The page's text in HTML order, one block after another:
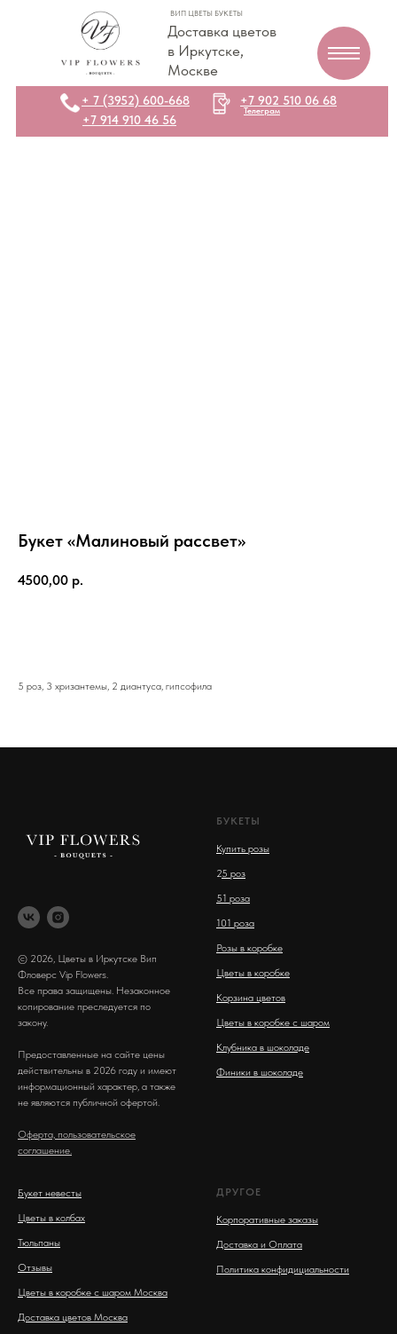
Доставка цветов
в Иркутске,
Москве
ВИП ЦВЕТЫ БУКЕТЫ
+7 914 910 46 56
+7 902 510 06 68
Телеграм
+ 7 (3952) 600-668
Букет «Малиновый рассвет»
4500,00 р.
5 роз, 3 хризантемы, 2 диантуса, гипсофила
© 2026, Цветы в Иркутске Вип
Фловерс Vip Flowers.
Все права защищены. Незаконное
копирование преследуется по
закону.
Предоставленные на сайте цены
действительны в 2026 году и имеют
информационный характер, а также
не являются публичной офертой.
Оферта, пользовательское
соглашение.
БУКЕТЫ
Купить розы
25 роз
51 роза
101 роза
Розы в коробке
Цветы в коробке
Корзина цветов
Цветы в коробке с шаром
Клубника в шоколаде
Финики в шоколаде
Букет невесты
Цветы в колбах
Тюльпаны
Отзывы
Цветы в коробке с шаром Москва
Доставка цветов Москва
ДРУГОЕ
Корпоративные заказы
Доставка и Оплата
Политика конфидициальности